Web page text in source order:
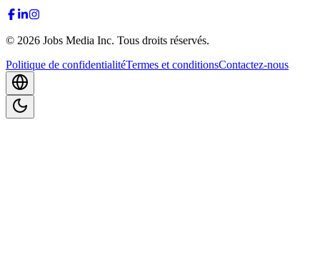
© 2026 Jobs Media Inc. Tous droits réservés.
Politique de confidentialitéTermes et conditionsContactez-nous